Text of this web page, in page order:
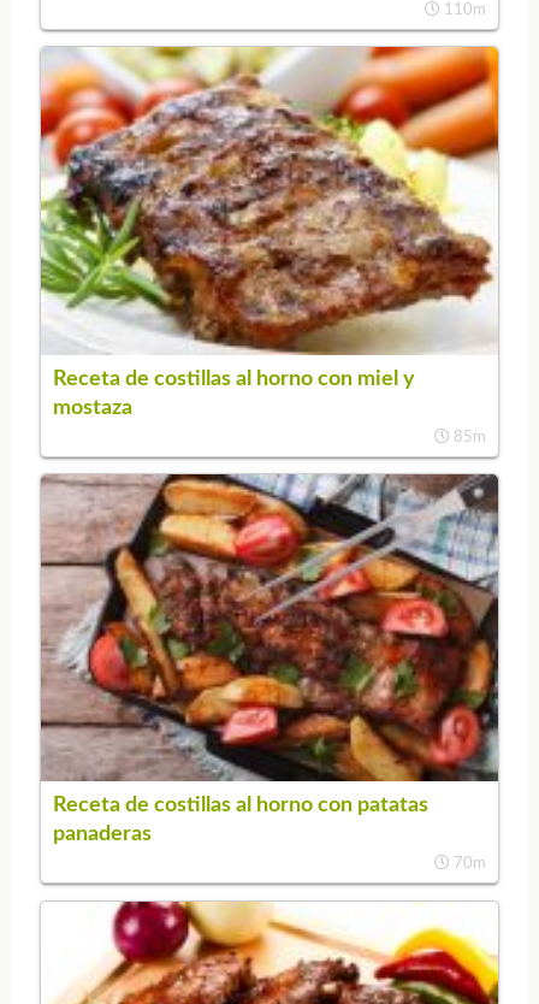
110m
Receta de costillas al horno con miel y
mostaza
85m
Receta de costillas al horno con patatas
panaderas
70m